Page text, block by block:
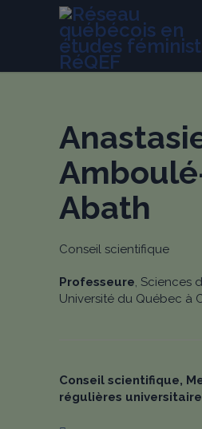
Abath
Conseil scientifique
Professeure, Sciences
Université du Québec à
Conseil scientifique,
régulières